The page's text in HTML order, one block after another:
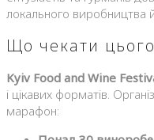
локального виробництва
Що чекати
Kyiv Food and Wine
і цікавих форматів.
марафон: